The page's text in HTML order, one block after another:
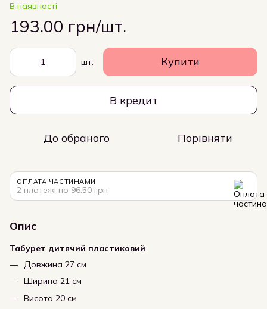
В наявності
193.00 грн/шт.
шт. Купити
В кредит
До обраного Порівняти
ОПЛАТА ЧАСТИНАМИ
2 платежі по 96.50 грн
Опис
Табурет дитячий пластиковий
Довжина 27 см
Ширина 21 см
Висота 20 см